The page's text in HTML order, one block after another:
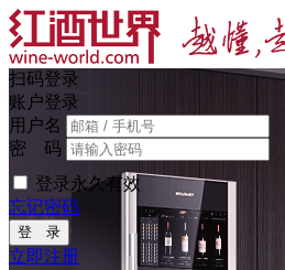
扫码登录
账户登录
用户名
密 码
登录永久有效
忘记密码
登 录
立即注册